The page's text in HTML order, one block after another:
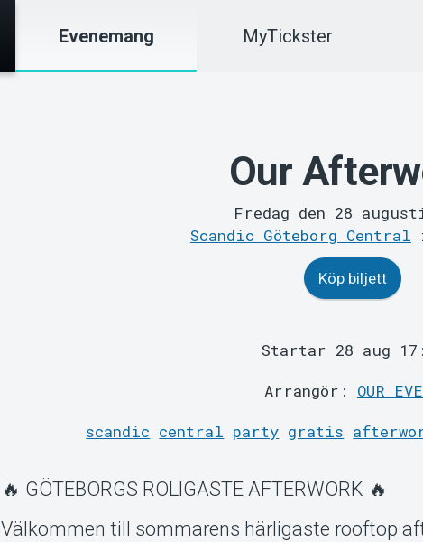
Evenemang MyTickster
Our
Fredag den 28
Scandic Göteborg Central
Köp biljett
Startar 28 aug
Arrangör: OUR
scandic central party gratis
🔥 GÖTEBORGS ROLIGASTE AFTERWORK 🔥
Välkommen till sommarens härligaste rooftop